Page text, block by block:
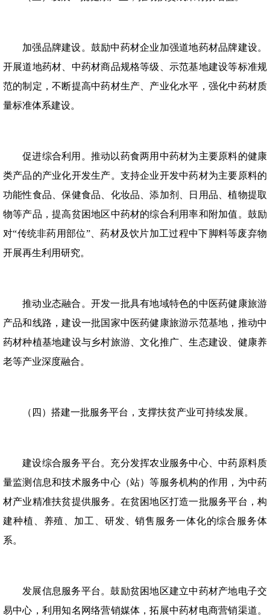
加强品牌建设。鼓励中药材企业加强道地药材品牌建设。
开展道地药材、中药材商品规格等级、示范基地建设等标准规
范的制定，不断提高中药材生产、产业化水平，强化中药材质
量标准体系建设。
促进综合利用。推动以药食两用中药材为主要原料的健康
类产品的产业化开发生产。支持企业开发中药材为主要原料的
功能性食品、保健食品、化妆品、添加剂、日用品、植物提取
物等产品，提高贫困地区中药材的综合利用率和附加值。鼓励
对“传统非药用部位”、药材及饮片加工过程中下脚料等废弃物
开展再生利用研究。
推动业态融合。开发一批具有地域特色的中医药健康旅游
产品和线路，建设一批国家中医药健康旅游示范基地，推动中
药材种植基地建设与乡村旅游、文化推广、生态建设、健康养
老等产业深度融合。
（四）搭建一批服务平台，支撑扶贫产业可持续发展。
建设综合服务平台。充分发挥农业服务中心、中药原料质
量监测信息和技术服务中心（站）等服务机构的作用，为中药
材产业精准扶贫提供服务。在贫困地区打造一批服务平台，构
建种植、养殖、加工、研发、销售服务一体化的综合服务体
系。
发展信息服务平台。鼓励贫困地区建立中药材产地电子交
易中心，利用知名网络营销媒体，拓展中药材电商营销渠道。